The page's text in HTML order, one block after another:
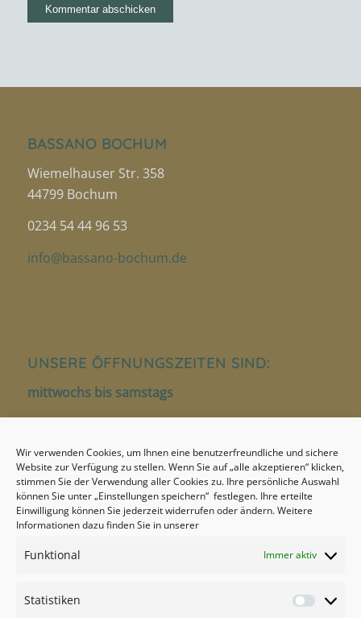
Wir verwenden Cookies, um Ihnen eine benutzerfreundliche und sichere
Website zur Verfügung zu stellen. Wenn Sie auf „alle akzeptieren“ klicken,
stimmen Sie der Verwendung aller Cookies zu. Ihre persönliche Auswahl
können Sie unter „Einstellungen speichern“ festlegen. Ihre erteilte
Einwilligung können Sie jederzeit widerrufen oder ändern. Weitere
Informationen dazu finden Sie in unserer
Funktional Immer aktiv
Statistiken
BASSANO BOCHUM
Wiemelhauser Str. 358
44799 Bochum
0234 54 44 96 53
info@bassano-bochum.de
UNSERE ÖFFNUNGSZEITEN SIND:
mittwochs bis samstags
18.00 – 22.00 Uhr
sonntags
17.00 – 22.00 Uhr